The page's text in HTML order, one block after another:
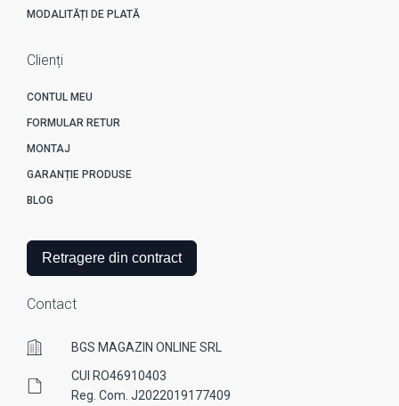
MODALITĂȚI DE PLATĂ
Clienți
CONTUL MEU
FORMULAR RETUR
MONTAJ
GARANȚIE PRODUSE
BLOG
Retragere din contract
Contact
BGS MAGAZIN ONLINE SRL
CUI RO46910403
Reg. Com. J2022019177409